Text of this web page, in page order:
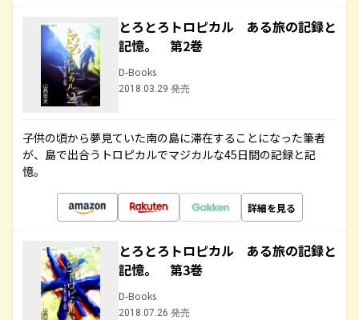
とろとろトロピカル ある旅の記録と
記憶。 第2巻
D-Books
2018.03.29 発売
子供の頃から夢見ていた南の島に滞在することになった筆者
が、島で出合うトロピカルでマジカルな45日間の記録と記
憶。
詳細を見る
とろとろトロピカル ある旅の記録と
記憶。 第3巻
D-Books
2018.07.26 発売